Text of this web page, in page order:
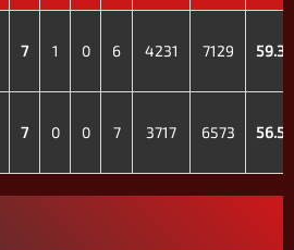
7 1 0 6 4231 7129 59.3
7 0 0 7 3717 6573 56.5